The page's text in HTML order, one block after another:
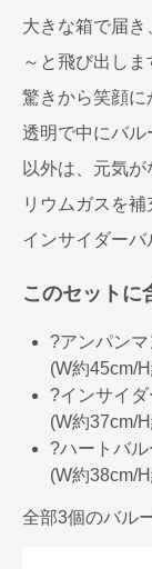
大きな箱で届
～と飛び出しま
驚きから笑顔
透明で中にバル
以外は、元気
リウムガスを補
インサイダーバ
このセットに
?アンパン
(W約45cm/
?インサイ
(W約37cm/
?ハートバル
(W約38cm/
全部3個のバル